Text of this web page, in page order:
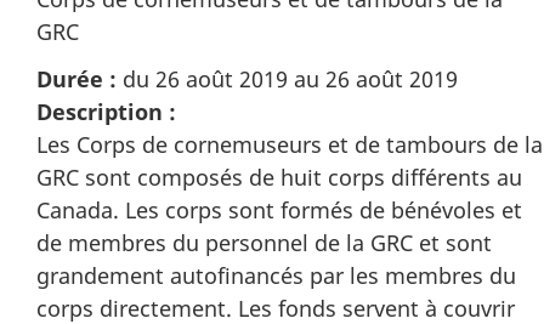
GRC
Durée : du 26 août 2019 au 26 août 2019
Description :
Les Corps de cornemuseurs et de tambours de la
GRC sont composés de huit corps différents au
Canada. Les corps sont formés de bénévoles et
de membres du personnel de la GRC et sont
grandement autofinancés par les membres du
corps directement. Les fonds servent à couvrir